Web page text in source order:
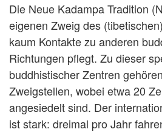
Die Neue Kadampa Tradition
eigenen Zweig des
kaum Kontakte zu anderen
Richtungen pflegt. Zu dieser
buddhistischer Zentren
Zweigstellen, wobei etwa 20
angesiedelt sind. Der
ist stark: dreimal pro Jahr